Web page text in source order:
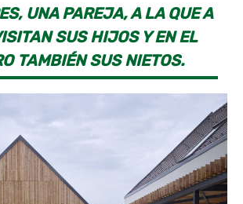
UNA PAREJA, A LA QUE A
SUS HIJOS Y EN EL
TAMBIÉN SUS NIETOS.